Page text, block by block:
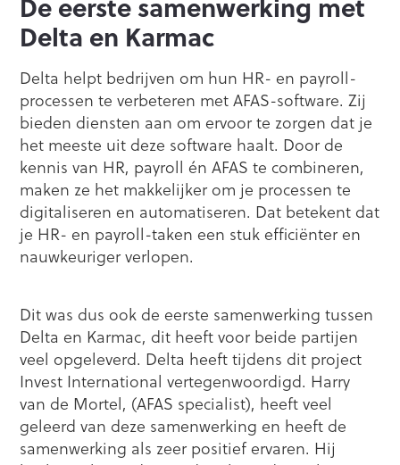
Delta en Karmac
Delta helpt bedrijven om hun HR- en payroll-
processen te verbeteren met AFAS-software. Zij
bieden diensten aan om ervoor te zorgen dat je
het meeste uit deze software haalt. Door de
kennis van HR, payroll én AFAS te combineren,
maken ze het makkelijker om je processen te
digitaliseren en automatiseren. Dat betekent dat
je HR- en payroll-taken een stuk efficiënter en
nauwkeuriger verlopen.
Dit was dus ook de eerste samenwerking tussen
Delta en Karmac, dit heeft voor beide partijen
veel opgeleverd. Delta heeft tijdens dit project
Invest International vertegenwoordigd. Harry
van de Mortel, (AFAS specialist), heeft veel
geleerd van deze samenwerking en heeft de
samenwerking als zeer positief ervaren. Hij